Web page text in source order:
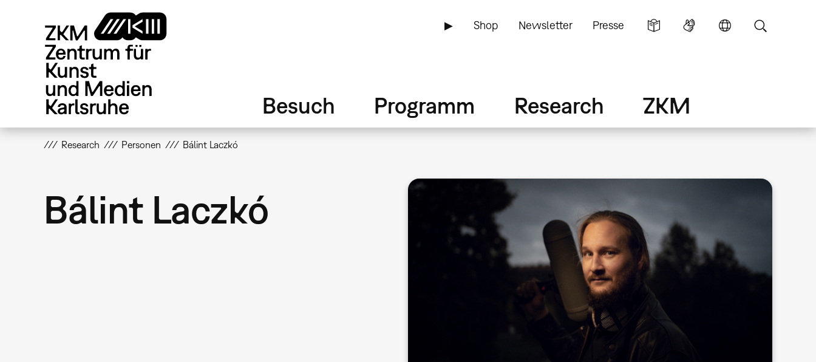
▶ Shop Newsletter Presse
Besuch Programm Research ZKM
Research Personen Bálint Laczkó
Bálint Laczkó